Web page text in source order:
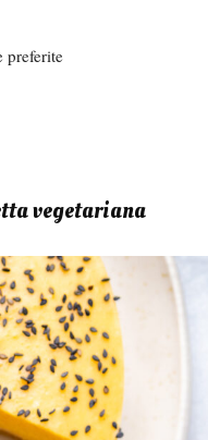
preferite
vegetariana